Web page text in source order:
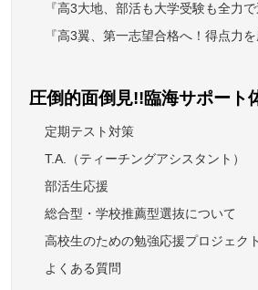
『高3大地、部活も大学受験も全力で
『高3翼、第一志望合格へ！得点力を
圧倒的面倒見!!臨海サポート
定期テスト対策
T.A.（ティーチングアシスタント）
部活生応援
総合型・学校推薦型選抜について
高校生のための勉強応援プロジェ
よくある質問